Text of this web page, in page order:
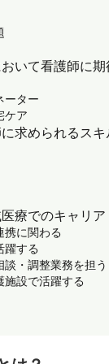
いて看護師に
ーター
ケア
求められるス
療でのキャリア
携に関わる
躍する
・調整業務を担う
設で活躍する